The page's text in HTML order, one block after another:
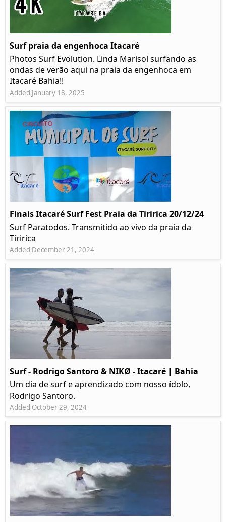
Surf praia da engenhoca Itacaré
Photos Surf Evolution. Linda Marisol surfando as
ondas de verão aqui na praia da engenhoca em
Itacaré Bahia!!
Added January 18, 2025
Finais Itacaré Surf Fest Praia da Tiririca 20/12/24
Surf Paratodos. Transmitido ao vivo da praia da
Tiririca
Added December 21, 2024
Surf - Rodrigo Santoro & NIKØ - Itacaré | Bahia
Um dia de surf e aprendizado com nosso ídolo,
Rodrigo Santoro.
Added October 29, 2024